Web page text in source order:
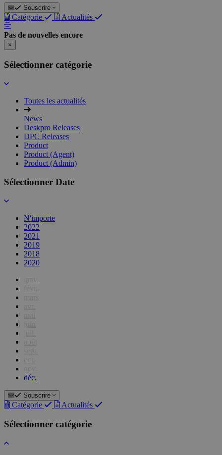
Souscrire
Catégorie Actualités
Pas de nouvelles encore
×
Sélectionner catégorie
Toutes les actualités
News
Deskpro Releases
DPC Releases
Product
Product (Agent)
Product (Admin)
Sélectionner Date
N'importe
2022
2021
2019
2018
2020
déc.
Souscrire
Catégorie Actualités
Sélectionner catégorie